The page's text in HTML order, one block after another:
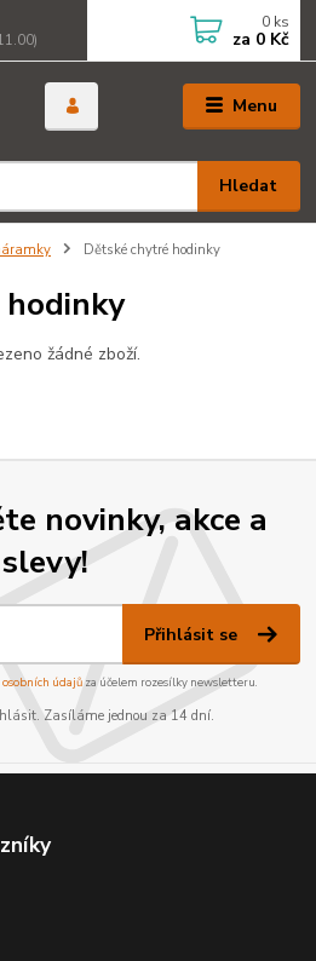
Menu
Hledat
0 ks
za 0 Kč
Dětské chytré hodinky
žádné zboží.
novinky, akce a
slevy!
Přihlásit se
údajůza účelem rozesílky newsletteru.
Zasíláme jednou za 14 dní.